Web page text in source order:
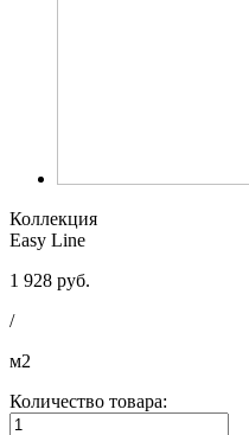
Коллекция
Easy Line
1 928 руб.
/
м2
Количество товара: